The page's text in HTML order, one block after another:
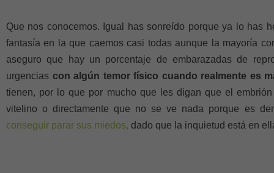
Que nos conocemos. Igual has sonreído porque ya lo has
fantasía en la que caemos casi todas aunque la mayoría
aseguro que hay un porcentaje de embarazadas de
urgencias con algún temor físico cuando realmente es
tienen, por lo que por mucho que les digan que el
vitelino o directamente que no se ve nada porque es
conseguir parar sus miedos, dado que la inquietud está en